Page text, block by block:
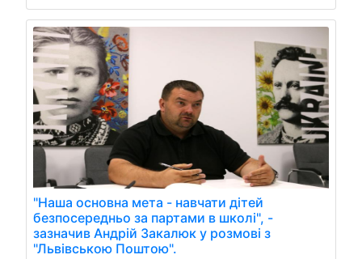
"Наша основна мета - навчати дітей
безпосередньо за партами в школі", -
зазначив Андрій Закалюк у розмові з
"Львівською Поштою".